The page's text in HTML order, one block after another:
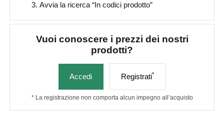
Avvia la ricerca “In codici prodotto”
Vuoi conoscere i prezzi dei nostri
prodotti?
Accedi Registrati*
* La registrazione non comporta alcun impegno all’acquisto